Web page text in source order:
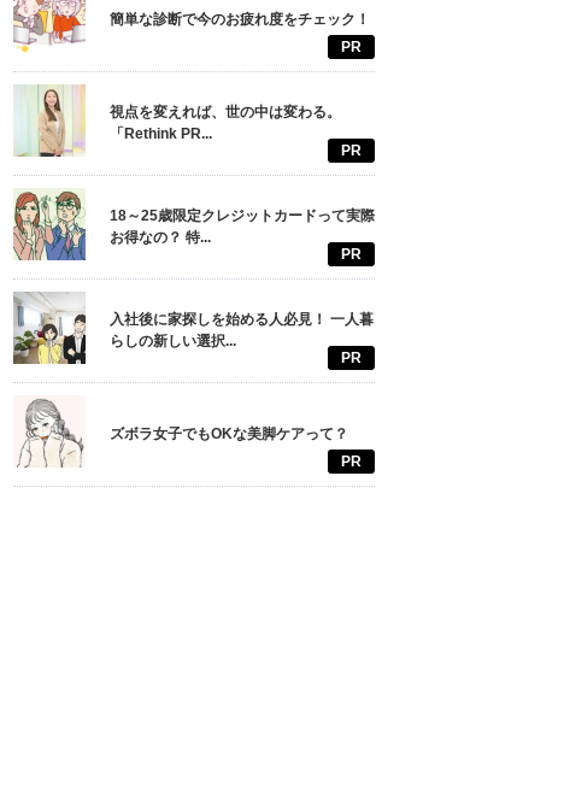
簡単な診断で今のお疲れ度をチェック！
PR
視点を変えれば、世の中は変わる。
「Rethink PR...
PR
18～25歳限定クレジットカードって実際
お得なの？ 特...
PR
入社後に家探しを始める人必見！ 一人暮
らしの新しい選択...
PR
ズボラ女子でもOKな美脚ケアって？
PR